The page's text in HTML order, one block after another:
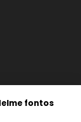
fontos